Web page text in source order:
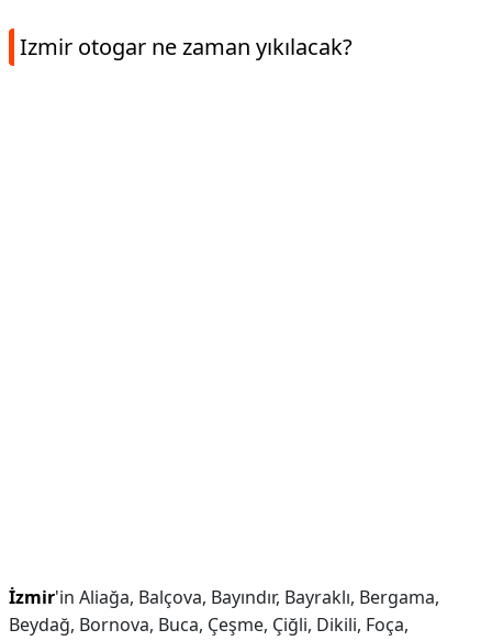
Izmir otogar ne zaman yıkılacak?
İzmir'in Aliağa, Balçova, Bayındır, Bayraklı, Bergama,
Beydağ, Bornova, Buca, Çeşme, Çiğli, Dikili, Foça,